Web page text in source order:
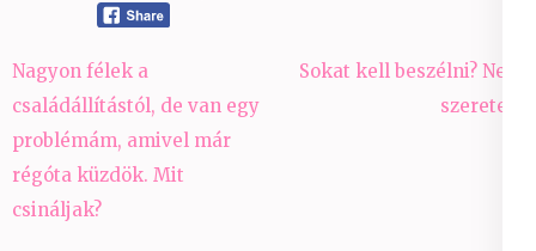
Bejegyzés
navigáció
Nagyon félek a
családállítástól, de van egy
problémám, amivel már
régóta küzdök. Mit
csináljak?
Sokat kell beszélni? Nem
szeretek.